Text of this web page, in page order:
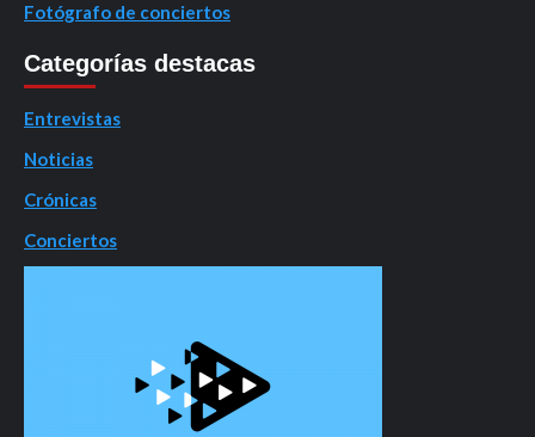
Fotógrafo de conciertos
Categorías destacas
Entrevistas
Noticias
Crónicas
Conciertos